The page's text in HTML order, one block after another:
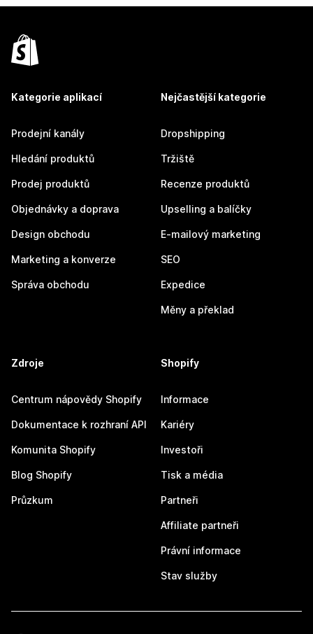
Kategorie aplikací
Prodejní kanály
Hledání produktů
Prodej produktů
Objednávky a doprava
Design obchodu
Marketing a konverze
Správa obchodu
Nejčastější kategorie
Dropshipping
Tržiště
Recenze produktů
Upselling a balíčky
E-mailový marketing
SEO
Expedice
Měny a překlad
Zdroje
Centrum nápovědy Shopify
Dokumentace k rozhraní API
Komunita Shopify
Blog Shopify
Průzkum
Shopify
Informace
Kariéry
Investoři
Tisk a média
Partneři
Affiliate partneři
Právní informace
Stav služby